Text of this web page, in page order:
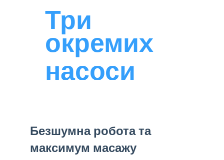
Три
окремих
насоси
Безшумна робота та
максимум масажу